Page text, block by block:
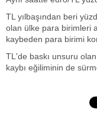
TL yılbaşından beri
olan ülke para birimleri
kaybeden para birimi
TL'de baskı unsuru
kaybı eğiliminin de